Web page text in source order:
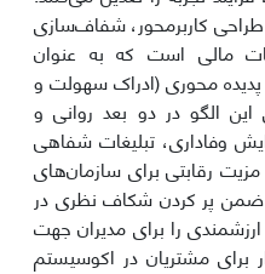
کاربرمحور، شفاف‌سازی
مالی است که به عنوان
محوری (ادراک سهولت و
الگو در دو بعد روانی و
وفاداری، تبلیغات شفاهی
رقابتی برای سازمان‌های
ضمن پر کردن شکاف نظری در
را برای مدیران جهت
برای مشتریان در اکوسیستم